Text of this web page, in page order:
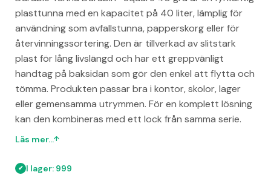
plasttunna med en kapacitet på 40 liter, lämplig för
användning som avfallstunna, papperskorg eller för
återvinningssortering. Den är tillverkad av slitstark
plast för lång livslängd och har ett greppvänligt
handtag på baksidan som gör den enkel att flytta och
tömma. Produkten passar bra i kontor, skolor, lager
eller gemensamma utrymmen. För en komplett lösning
kan den kombineras med ett lock från samma serie.
Läs mer...
I lager: 999